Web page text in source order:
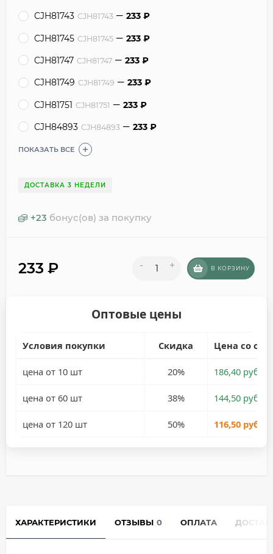
CJH81743 CJH81743 233 ₽
CJH81745 CJH81745 233 ₽
CJH81747 CJH81747 233 ₽
CJH81749 CJH81749 233 ₽
CJH81751 CJH81751 233 ₽
CJH84893 CJH84893 233 ₽
ПОКАЗАТЬ ВСЕ
ДОСТАВКА 3 НЕДЕЛИ
+23 бонус(ов) за покупку
233 ₽ - + В КОРЗИНУ
Оптовые цены
Условия покупки Скидка Цена со
цена от 10 шт 20% 186,40 руб.
цена от 60 шт 38% 144,50 руб.
цена от 120 шт 50% 116,50 руб.
ХАРАКТЕРИСТИКИ ОТЗЫВЫ 0 ОПЛАТА